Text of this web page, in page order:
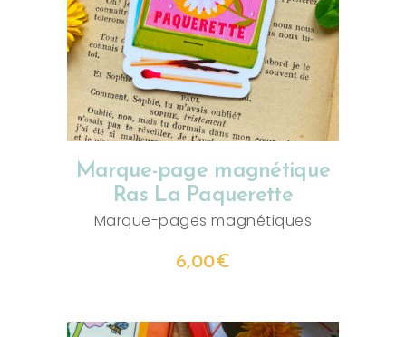
AJOUTER AU PANIER
Marque-page magnétique
Ras La Paquerette
Marque-pages magnétiques
6,00€